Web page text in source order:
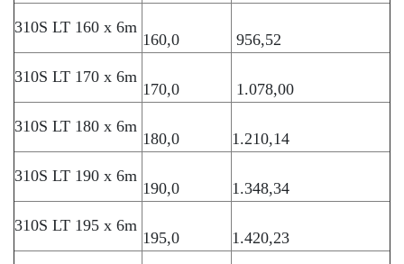
310S LT 160 x 6m
160,0 956,52
310S LT 170 x 6m
170,0 1.078,00
310S LT 180 x 6m
180,0 1.210,14
310S LT 190 x 6m
190,0 1.348,34
310S LT 195 x 6m
195,0 1.420,23